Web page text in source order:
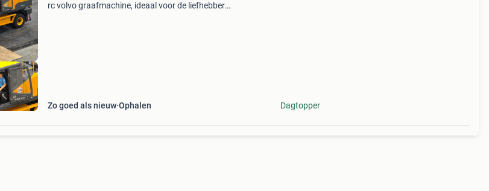
rc volvo graafmachine, ideaal voor de liefhebber
Zo goed als nieuw Ophalen Dagtopper